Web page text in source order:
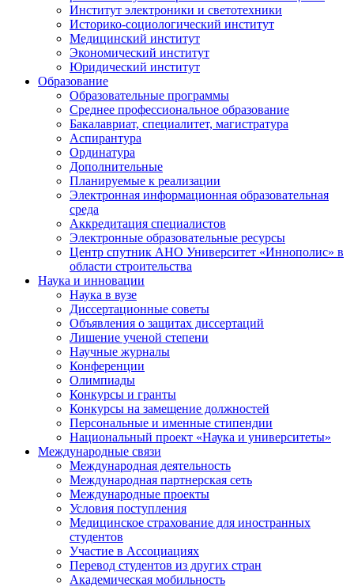
Институт электроники и светотехники
Историко-социологический институт
Медицинский институт
Экономический институт
Юридический институт
Образование
Образовательные программы
Среднее профессиональное образование
Бакалавриат, специалитет, магистратура
Аспирантура
Ординатура
Дополнительные
Планируемые к реализации
Электронная информационная образовательная
среда
Аккредитация специалистов
Электронные образовательные ресурсы
Центр спутник АНО Университет «Иннополис» в
области строительства
Наука и инновации
Наука в вузе
Диссертационные советы
Объявления о защитах диссертаций
Лишение ученой степени
Научные журналы
Конференции
Олимпиады
Конкурсы и гранты
Конкурсы на замещение должностей
Персональные и именные стипендии
Национальный проект «Наука и университеты»
Международные связи
Международная деятельность
Международная партнерская сеть
Международные проекты
Условия поступления
Медицинское страхование для иностранных
студентов
Участие в Ассоциациях
Перевод студентов из других стран
Академическая мобильность